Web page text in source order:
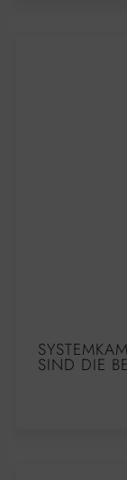
SIND DIE